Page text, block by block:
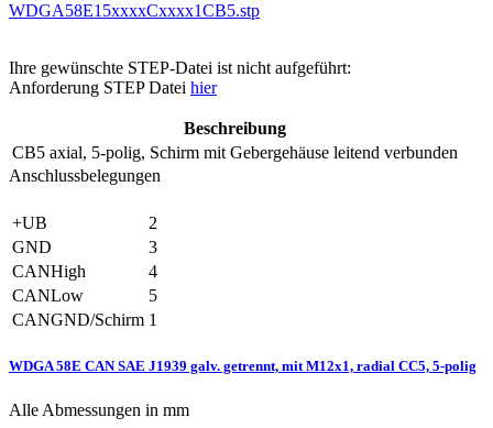
WDGA58E15xxxxCxxxx1CB5.stp
Ihre gewünschte STEP-Datei ist nicht aufgeführt:
Anforderung STEP Datei hier
Beschreibung
CB5 axial, 5-polig, Schirm mit Gebergehäuse leitend verbunden
Anschlussbelegungen
+UB
2
GND
3
CANHigh
4
CANLow
5
CANGND/Schirm 1
WDGA 58E CAN SAE J1939 galv. getrennt, mit M12x1, radial CC5, 5-polig
Alle Abmessungen in mm